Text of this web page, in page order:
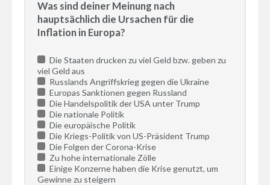
Was sind deiner Meinung nach
hauptsächlich die Ursachen für die
Inflation in Europa?
Die Staaten drucken zu viel Geld bzw. geben zu
viel Geld aus
Russlands Angriffskrieg gegen die Ukraine
Europas Sanktionen gegen Russland
Die Handelspolitik der USA unter Trump
Die nationale Politik
Die europäische Politik
Die Kriegs-Politik von US-Präsident Trump
Die Folgen der Corona-Krise
Zu hohe internationale Zölle
Einige Konzerne haben die Krise genutzt, um
Gewinne zu steigern